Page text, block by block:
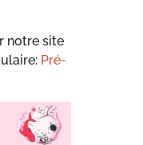
notre site
Pré-